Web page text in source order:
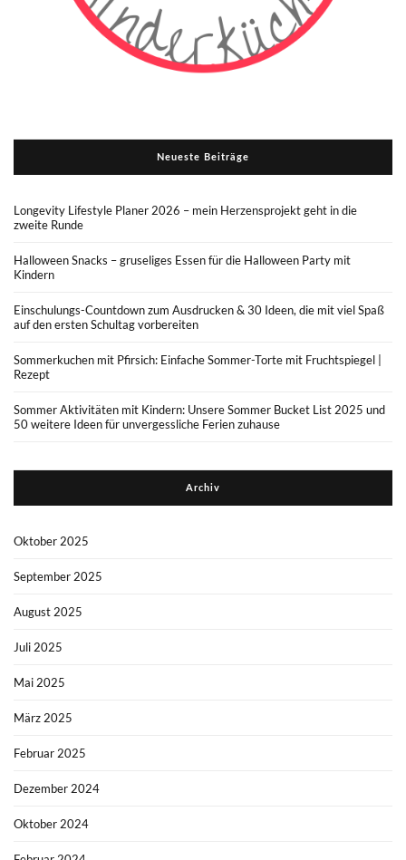
Neueste Beiträge
Longevity Lifestyle Planer 2026 – mein Herzensprojekt geht in die
zweite Runde
Halloween Snacks – gruseliges Essen für die Halloween Party mit
Kindern
Einschulungs-Countdown zum Ausdrucken & 30 Ideen, die mit viel Spaß
auf den ersten Schultag vorbereiten
Sommerkuchen mit Pfirsich: Einfache Sommer-Torte mit Fruchtspiegel |
Rezept
Sommer Aktivitäten mit Kindern: Unsere Sommer Bucket List 2025 und
50 weitere Ideen für unvergessliche Ferien zuhause
Archiv
Oktober 2025
September 2025
August 2025
Juli 2025
Mai 2025
März 2025
Februar 2025
Dezember 2024
Oktober 2024